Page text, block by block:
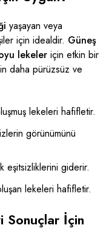
yaşayan veya
için idealdir. Güneş
lekeler için etkin bir
daha pürüzsüz ve
lekeleri hafifletir.
görünümünü
eşitsizliklerini giderir.
lekeleri hafifletir.
Sonuçlar İçin